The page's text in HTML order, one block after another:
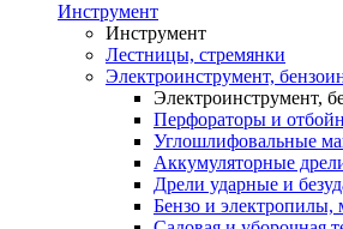
Инструмент
Инструмент
Лестницы, стремянки
Электроинструмент,
Электроинструмент,
Перфораторы и
Углошлифовальные
Аккумуляторные
Дрели ударные и
Бензо и электропилы,